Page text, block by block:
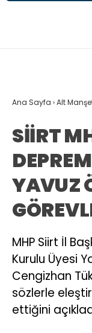
Ana Sayfa ›Alt
SİİRT
YAVUZ
MHP Siirt İl
Kurulu Üyesi
Cengizhan
sözlerle
ettiğini